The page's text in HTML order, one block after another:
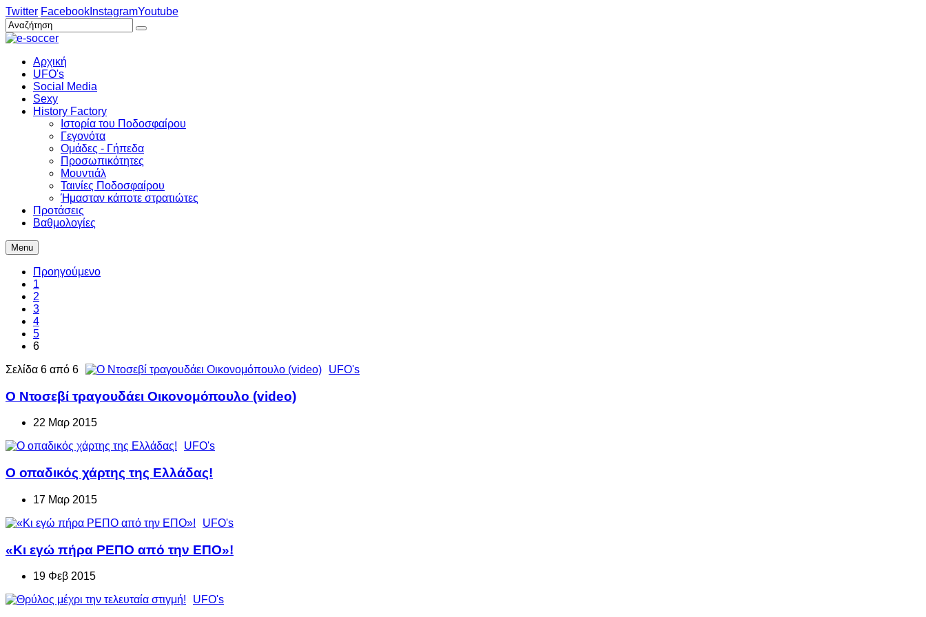
Twitter Facebook InstagramYoutube
Αρχική
UFO's
Social Media
Sexy
History Factory
Ιστορία του Ποδοσφαίρου
Γεγονότα
Ομάδες - Γήπεδα
Προσωπικότητες
Μουντιάλ
Ταινίες Ποδοσφαίρου
Ήμασταν κάποτε στρατιώτες
Προτάσεις
Βαθμολογίες
Menu
Προηγούμενο
1
2
3
4
5
6
Σελίδα 6 από 6
UFO's
Ο Ντοσεβί τραγουδάει Οικονομόπουλο (video)
22 Μαρ 2015
UFO's
Ο οπαδικός χάρτης της Ελλάδας!
17 Μαρ 2015
UFO's
«Κι εγώ πήρα ΡΕΠΟ από την ΕΠΟ»!
19 Φεβ 2015
UFO's